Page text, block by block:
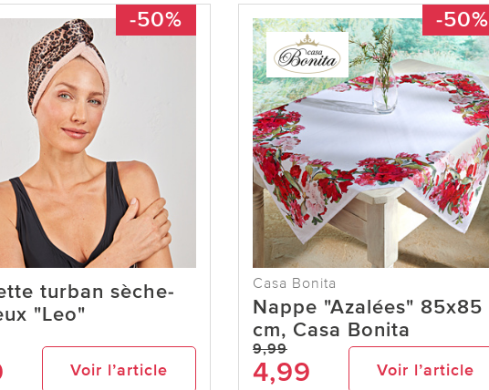
-50%
turban sèche-
"Leo"
Voir l’article
-50%
Casa Bonita
Nappe "Azalées" 85x85
cm, Casa Bonita
9,99
4,99 Voir l’article